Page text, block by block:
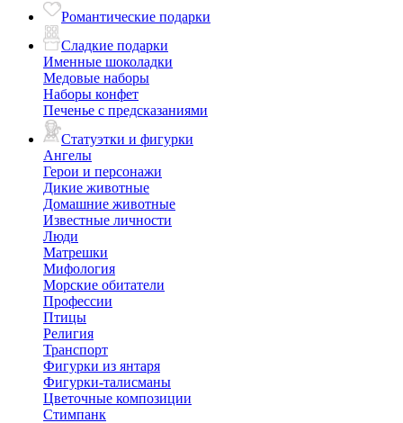
Романтические подарки
Сладкие подарки
Именные шоколадки
Медовые наборы
Наборы конфет
Печенье с предсказаниями
Статуэтки и фигурки
Ангелы
Герои и персонажи
Дикие животные
Домашние животные
Известные личности
Люди
Матрешки
Мифология
Морские обитатели
Профессии
Птицы
Религия
Транспорт
Фигурки из янтаря
Фигурки-талисманы
Цветочные композиции
Стимпанк